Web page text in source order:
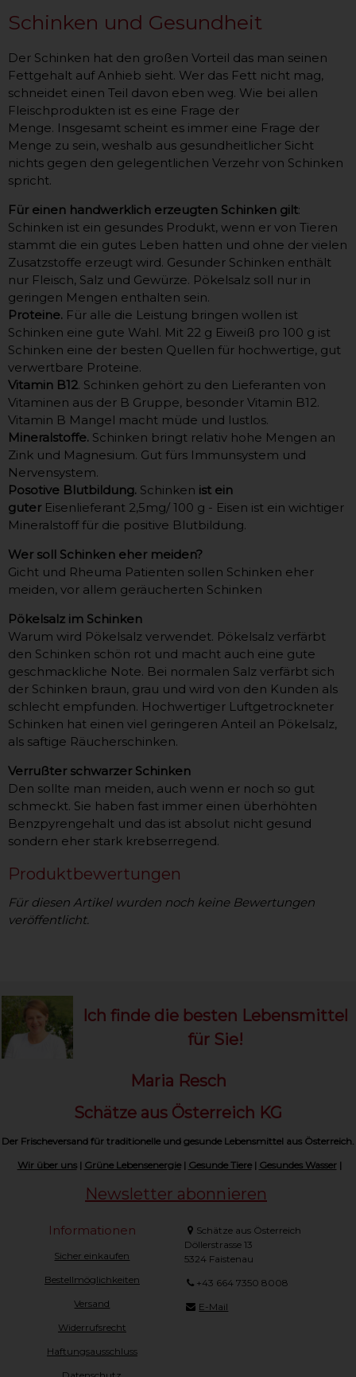
Schinken und Gesundheit
Der Schinken hat den großen Vorteil das man seinen
Fettgehalt auf Anhieb sieht. Wer das Fett nicht mag,
schneidet einen Teil davon eben weg. Wie bei allen
Fleischprodukten ist es eine Frage der
Menge. Insgesamt scheint es immer eine Frage der
Menge zu sein, weshalb aus gesundheitlicher Sicht
nichts gegen den gelegentlichen Verzehr von Schinken
spricht.
Für einen handwerklich erzeugten Schinken gilt:
Schinken ist ein gesundes Produkt, wenn er von Tieren
stammt die ein gutes Leben hatten und ohne der vielen
Zusatzstoffe erzeugt wird. Gesunder Schinken enthält
nur Fleisch, Salz und Gewürze. Pökelsalz soll nur in
geringen Mengen enthalten sein.
Proteine. Für alle die Leistung bringen wollen ist
Schinken eine gute Wahl. Mit 22 g Eiweiß pro 100 g ist
Schinken eine der besten Quellen für hochwertige, gut
verwertbare Proteine.
Vitamin B12. Schinken gehört zu den Lieferanten von
Vitaminen aus der B Gruppe, besonder Vitamin B12.
Vitamin B Mangel macht müde und lustlos.
Mineralstoffe. Schinken bringt relativ hohe Mengen an
Zink und Magnesium. Gut fürs Immunsystem und
Nervensystem.
Posotive Blutbildung. Schinken ist ein
guter Eisenlieferant 2,5mg/ 100 g - Eisen ist ein wichtiger
Mineralstoff für die positive Blutbildung.
Wer soll Schinken eher meiden?
Gicht und Rheuma Patienten sollen Schinken eher
meiden, vor allem geräucherten Schinken
Pökelsalz im Schinken
Warum wird Pökelsalz verwendet. Pökelsalz verfärbt
den Schinken schön rot und macht auch eine gute
geschmackliche Note. Bei normalen Salz verfärbt sich
der Schinken braun, grau und wird von den Kunden als
schlecht empfunden. Hochwertiger Luftgetrockneter
Schinken hat einen viel geringeren Anteil an Pökelsalz,
als saftige Räucherschinken.
Verrußter schwarzer Schinken
Den sollte man meiden, auch wenn er noch so gut
schmeckt. Sie haben fast immer einen überhöhten
Benzpyrengehalt und das ist absolut nicht gesund
sondern eher stark krebserregend.
Produktbewertungen
Für diesen Artikel wurden noch keine Bewertungen
veröffentlicht.
Ich finde die besten Lebensmittel
für Sie!
Maria Resch
Schätze aus Österreich KG
Der Frischeversand für traditionelle und gesunde Lebensmittel aus Österreich.
Wir über uns| Grüne Lebensenergie| Gesunde Tiere| Gesundes Wasser|
Newsletter abonnieren
Informationen
Sicher einkaufen
Bestellmöglichkeiten
Versand
Widerrufsrecht
Haftungsausschluss
Schätze aus Österreich
Döllerstrasse 13
5324 Faistenau
+43 664 7350 8008
E-Mail